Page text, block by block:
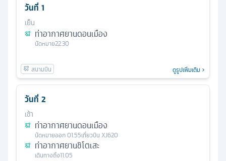
วันที่ 1
เย็น
ท่าอากาศยานดอนเมือง
นัดหมาย22.30
ดูรูปเพิ่มเติม
วันที่ 2
เช้า
ท่าอากาศยานดอนเมือง
นัดหมายออก01.55เที่ยวบิน XJ620
ท่าอากาศยานชิโตเสะ
เดินทางถึง11.05